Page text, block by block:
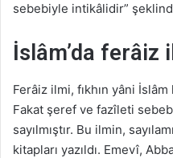
sebebiyle intikâlidir”
İslâm’da ferâiz
Ferâiz ilmi, fıkhın yâni
Fakat şeref ve fazîleti
sayılmıştır. Bu ilmin,
kitapları yazıldı. Emevî,